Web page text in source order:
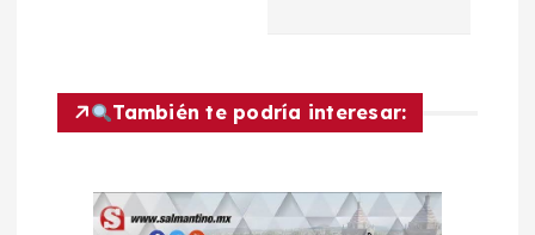
También te podría interesar: